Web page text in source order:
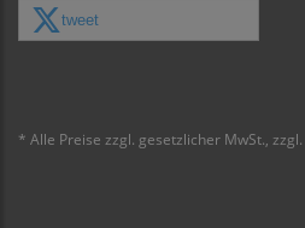
tweet
* Alle Preise zzgl. gesetzlicher MwSt., zzgl.